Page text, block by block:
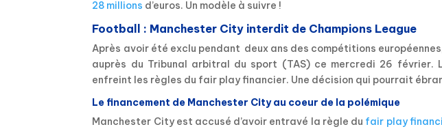
28 millions d’euros. Un modèle à suivre !
Football : Manchester City interdit de Champions League
Après avoir été exclu pendant deux ans des compétitions
auprès du Tribunal arbitral du sport (TAS) ce mercredi 26 février.
enfreint les règles du fair play financier. Une décision qui pourrait
Le financement de Manchester City au coeur de la polémique
Manchester City est accusé d’avoir entravé la règle du fair play